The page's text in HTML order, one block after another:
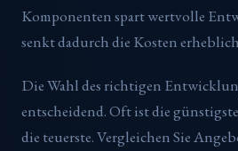
Komponenten spart wertvolle
senkt dadurch die Kosten
Die Wahl des richtigen
entscheidend. Oft ist die
die teuerste. Vergleichen Sie